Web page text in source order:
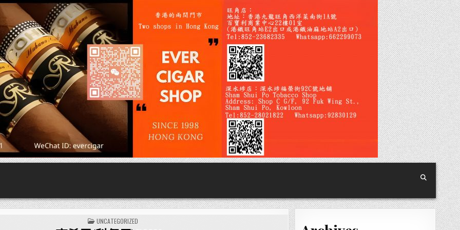
POSTED
IN
UNCATEGORIZED